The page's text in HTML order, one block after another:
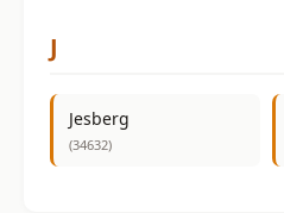
J
Jesberg
(34632)